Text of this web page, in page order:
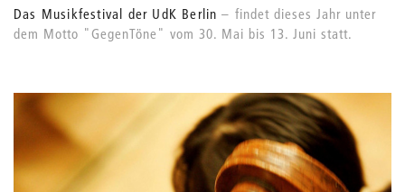
Das Musikfestival der UdK Berlin
findet dieses Jahr unter
dem Motto "GegenTöne" vom 30. Mai bis 13. Juni statt.